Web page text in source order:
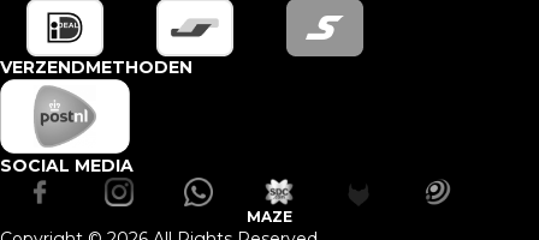
VERZENDMETHODEN
SOCIAL MEDIA
MAZE